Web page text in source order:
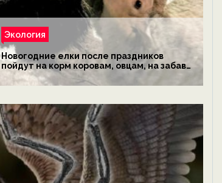
Экология
Новогодние елки после праздников
пойдут на корм коровам, овцам, на забаву
обезьянам, львам и леопардам — новости
экологии на ECOportal